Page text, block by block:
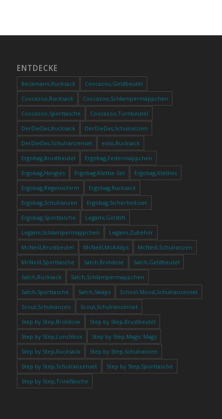
ENTDECKE
Beckmann,Rucksack
Coocazoo,Geldbeutel
Coocazoo,Rucksack
Coocazoo,Schlampermäppchen
Coocazoo,Sporttasche
Coocazoo,Turnbeutel
DerDieDas,Rucksack
DerDieDas,Schulranzen
DerDieDas,Schulranzenset
eoto,Rucksack
Ergobag,Brustbeutel
Ergobag,Federmäppchen
Ergobag,Hangies
Ergobag,Klettie-Set
Ergobag,Kletties
Ergobag,Regenschirm
Ergobag,Rucksack
Ergobag,Schulranzen
Ergobag,Sicherheitsset
Ergobag,Sporttasche
Legami,Gelstift
Legami,Schlampermäppchen
Legami,Zubehör
McNeill,Brustbeutel
McNeill,McAddys
McNeill,Schulranzen
McNeill,Sporttasche
Satch,Brotdose
Satch,Geldbeutel
Satch,Rucksack
Satch,Schlampermäppchen
Satch,Sporttasche
Satch,Swaps
School-Mood,Schulranzenset
Scout,Schulranzen
Scout,Schulranzenset
Step by Step,Brotdose
Step by Step,Brustbeutel
Step by Step,Lunchbox
Step by Step,Magic Mags
Step by Step,Rucksack
Step by Step,Schulranzen
Step by Step,Schulranzenset
Step by Step,Sporttasche
Step by Step,Trinkflasche